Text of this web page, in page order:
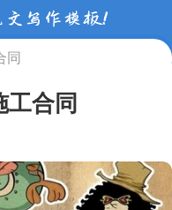
同
工合同